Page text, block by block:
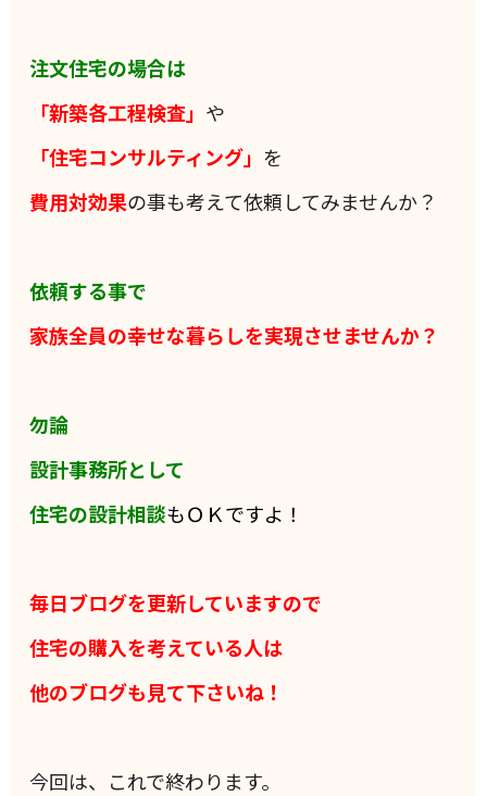
注文住宅の場合は
「新築各工程検査」 や
「住宅コンサルティング」 を
費用対効果の事も考えて依頼してみませんか？
依頼する事で
家族全員の幸せな暮らしを実現させませんか？
勿論
設計事務所として
住宅の設計相談もＯＫですよ！
毎日ブログを更新していますので
住宅の購入を考えている人は
他のブログも見て下さいね！
今回は、これで終わります。